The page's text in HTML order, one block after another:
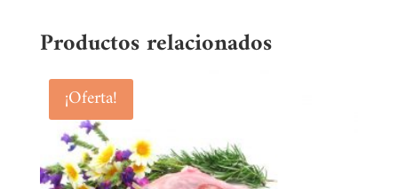
Productos relacionados
¡Oferta!